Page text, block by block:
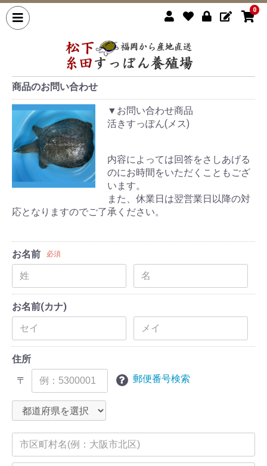
0
商品のお問い合わせ
▼お問い合わせ商品
活きすっぽん(メス)
内容によっては回答をさしあげる
のにお時間をいただくこともござ
います。
また、休業日は翌営業日以降の対
応となりますのでご了承ください。
お名前 必須
お名前(カナ)
住所
〒
郵便番号検索